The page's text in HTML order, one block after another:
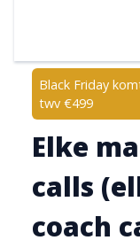
Black Friday
twv €499
Elke
calls
coach